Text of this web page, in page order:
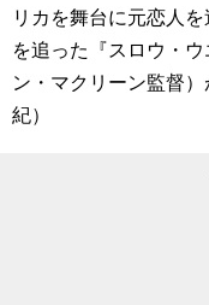
リカを舞台に元恋人
を追った『スロウ・
ン・マクリーン監督
紀）